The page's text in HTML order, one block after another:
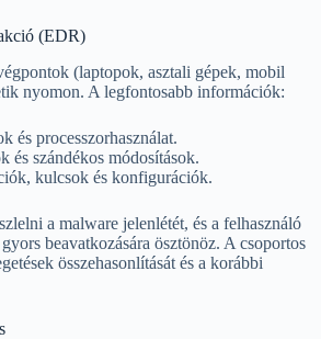
(EDR)
(laptopok, asztali gépek, mobil
nyomon. A legfontosabb információk:
és processzorhasználat.
és szándékos módosítások.
kulcsok és konfigurációk.
a malware jelenlétét, és a felhasználó
beavatkozására ösztönöz. A csoportos
összehasonlítását és a korábbi